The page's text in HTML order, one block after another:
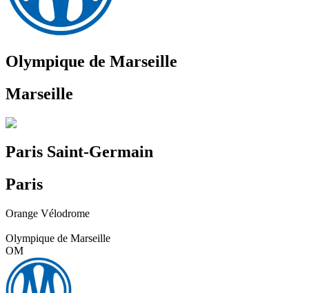
Olympique de Marseille
Marseille
Paris Saint-Germain
Paris
Orange Vélodrome
Olympique de Marseille
OM